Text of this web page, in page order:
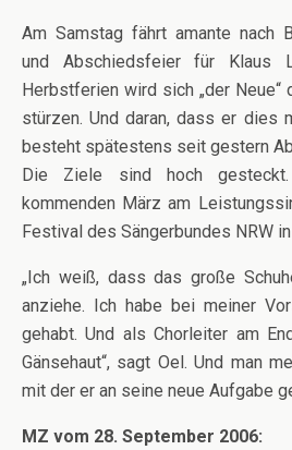
Am Samstag fährt amante nach
und Abschiedsfeier für Klaus
Herbstferien wird sich „der Neue“
stürzen. Und daran, dass er dies
besteht spätestens seit gestern
Die Ziele sind hoch
kommenden März am
Festival des Sängerbundes NRW
„Ich weiß, dass das große
anziehe. Ich habe bei meiner
gehabt. Und als Chorleiter am
Gänsehaut“, sagt Oel. Und man
mit der er an seine neue Aufgabe
MZ vom 28. September 2006: